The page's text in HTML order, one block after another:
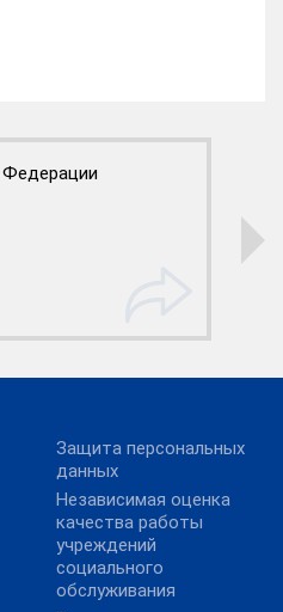
Защита персональных
данных
Независимая оценка
качества работы
учреждений
социального
обслуживания